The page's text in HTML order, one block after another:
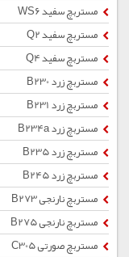
مستربچ سفید WS6
مستربچ سفید Q2
مستربچ سفید Q4
مستربچ زرد B230
مستربچ زرد B231
مستربچ زرد B234a
مستربچ زرد B235
مستربچ زرد B245
مستربچ نارنجی B273
مستربچ نارنجی B275
مستربچ صورتی C305